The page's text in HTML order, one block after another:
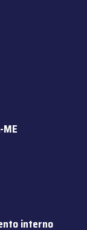
interno